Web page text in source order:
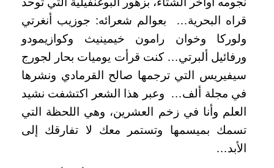
قراه البحرية… بعوالم شعرائه: جوزيب أنغرتي
ولوركا وخوان رامون خيمينيث وكوازيمودو
ورفائيل ألبرتي… كنت قرأت يوميات بحار لجورج
سيفيريس التي ترجمها صالح القرمادي ونشرها
في مجلة ألف… وعبر هذا الشعر اكتشفت نشيد
العلم وأنا في زخم العشرين، وهي اللحظة التي
تسمك بميسمها وتستمر معك لا تفارقك إلى
الأبد…